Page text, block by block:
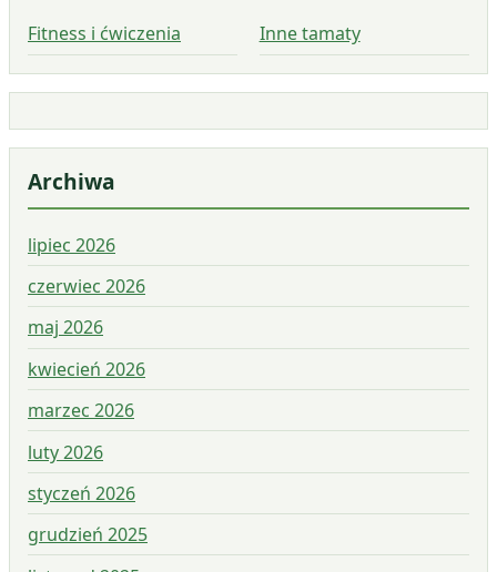
Fitness i ćwiczenia Inne tamaty
Archiwa
lipiec 2026
czerwiec 2026
maj 2026
kwiecień 2026
marzec 2026
luty 2026
styczeń 2026
grudzień 2025